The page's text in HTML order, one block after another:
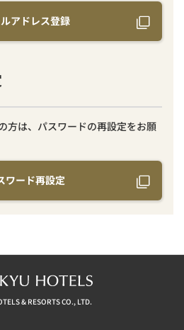
アドレス登録
方は、パスワードの再設定をお願
ワード再設定
& RESORTS CO., LTD.